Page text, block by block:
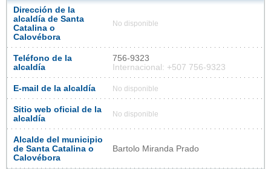
Dirección de la
alcaldía de Santa
Catalina o
Calovébora
No disponible
Teléfono de la
alcaldía
756-9323
Internacional: +507 756-9323
E-mail de la alcaldía No disponible
Sitio web oficial de la
alcaldía
No disponible
Alcalde del municipio
de Santa Catalina o
Calovébora
Bartolo Miranda Prado